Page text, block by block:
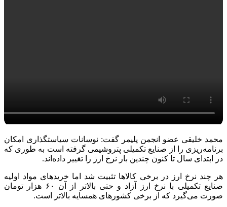
محمد خلیقی عضو انجمن پلیمر گفت: نوسانات سیاستگذاری امکان
برنامه‌ریزی را از صنایع تکمیلی پتروشیمی گرفته است به طوری که
در ابتدای سال تا کنون چندین بار نرخ ارز را تغییر داده‌اند.
هر چند نرخ ارز در برخی کالاها تثبیت شد اما خریدهای مواد اولیه
صنایع تکمیلی با نرخ ارز آزاد و حتی بالاتر از آن ۶۰ هزار تومان
صورت می‌گیرد که از برخی کشورهای همسایه بالاتر است.